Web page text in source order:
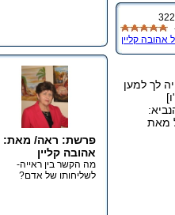
אהובה קליין
לך למען
מאת
פרשת: ראה/ מאת:
אהובה קליין
מה הקשר בין ראייה-
לשליחותו של אדם?